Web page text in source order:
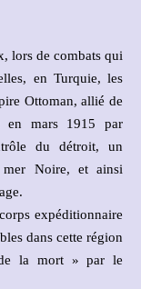
lors de combats qui
en Turquie, les
Ottoman, allié de
en mars 1915 par
du détroit, un
mer Noire, et ainsi
expéditionnaire
dans cette région
de la mort » par le